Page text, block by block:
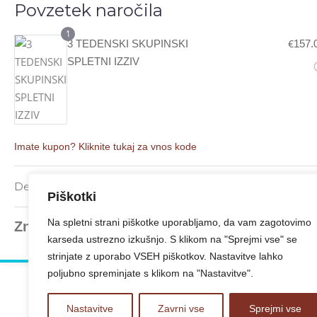
Piškotki
Na spletni strani piškotke uporabljamo, da vam zagotovimo
karseda ustrezno izkušnjo. S klikom na "Sprejmi vse" se
strinjate z uporabo VSEH piškotkov. Nastavitve lahko
poljubno spreminjate s klikom na "Nastavitve".
Nastavitve Zavrni vse Sprejmi vse
Povzetek naročila
1
3 TEDENSKI SKUPINSKI
SPLETNI IZZIV
€
Imate kupon? Kliknite tukaj za vnos kode
Delni Znesek
Znesek €157.00